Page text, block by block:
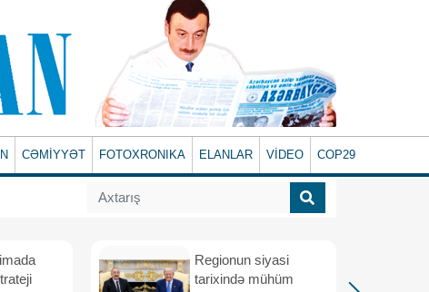
CƏMİYYƏT FOTOXRONIKA ELANLAR VİDEO COP29
Regionun siyasi
tarixində mühüm